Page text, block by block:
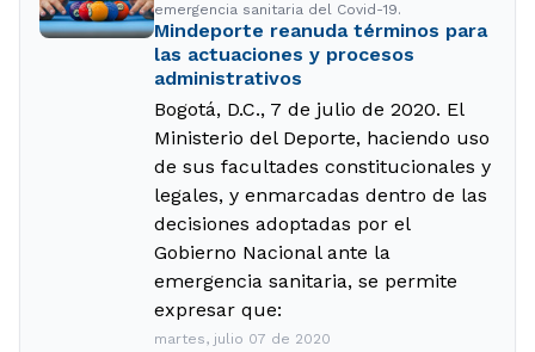
emergencia sanitaria del Covid-19.
Mindeporte reanuda términos para
las actuaciones y procesos
administrativos
Bogotá, D.C., 7 de julio de 2020. El
Ministerio del Deporte, haciendo uso
de sus facultades constitucionales y
legales, y enmarcadas dentro de las
decisiones adoptadas por el
Gobierno Nacional ante la
emergencia sanitaria, se permite
expresar que:
martes, julio 07 de 2020